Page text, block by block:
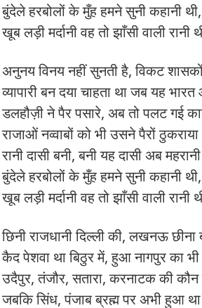
बुंदेले हरबोलों के मुँह हमने सुनी कहानी थी,
खूब लड़ी मर्दानी वह तो झाँसी वाली रानी
अनुनय विनय नहीं सुनती है, विकट शासकों
व्यापारी बन दया चाहता था जब यह
डलहौज़ी ने पैर पसारे, अब तो पलट गई
राजाओं नव्वाबों को भी उसने पैरों
रानी दासी बनी, बनी यह दासी अब
बुंदेले हरबोलों के मुँह हमने सुनी कहानी थी,
खूब लड़ी मर्दानी वह तो झाँसी वाली रानी
छिनी राजधानी दिल्ली की, लखनऊ छीना
कैद पेशवा था बिठुर में, हुआ नागपुर का भी
उदैपुर, तंजौर, सतारा, करनाटक की कौन
जबकि सिंध, पंजाब ब्रह्म पर अभी हुआ था